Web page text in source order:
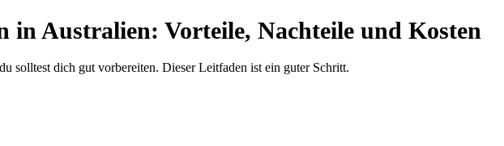
in Australien: Vorteile, Nachteile und Kosten
solltest dich gut vorbereiten. Dieser Leitfaden ist ein guter Schritt.